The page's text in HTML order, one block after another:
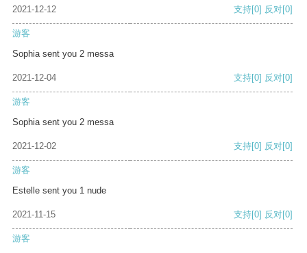
2021-12-12 支持[0] 反对[0]
游客
Sophia sent you 2 messa
2021-12-04 支持[0] 反对[0]
游客
Sophia sent you 2 messa
2021-12-02 支持[0] 反对[0]
游客
Estelle sent you 1 nude
2021-11-15 支持[0] 反对[0]
游客